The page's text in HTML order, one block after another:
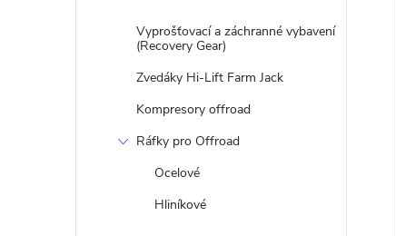
Vyprošťovací a záchranné vybavení
(Recovery Gear)
Zvedáky Hi-Lift Farm Jack
Kompresory offroad
Ráfky pro Offroad
Ocelové
Hliníkové